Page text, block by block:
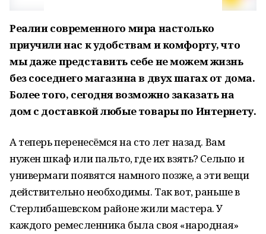
Реалии современного мира настолько
приучили нас к удобствам и комфорту, что
мы даже представить себе не можем жизнь
без соседнего магазина в двух шагах от дома.
Более того, сегодня возможно заказать на
дом с доставкой любые товары по Интернету.
А теперь перенесёмся на сто лет назад. Вам
нужен шкаф или пальто, где их взять? Сельпо и
универмаги появятся намного позже, а эти вещи
действительно необходимы. Так вот, раньше в
Стерлибашевском районе жили мастера. У
каждого ремесленника была своя «народная»